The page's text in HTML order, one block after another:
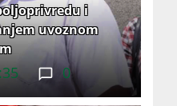
i
uvoznom
0